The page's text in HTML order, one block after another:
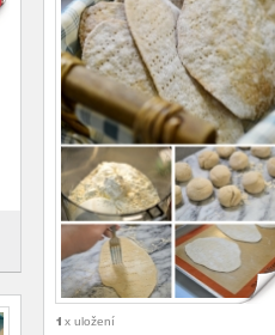
1 x uložení